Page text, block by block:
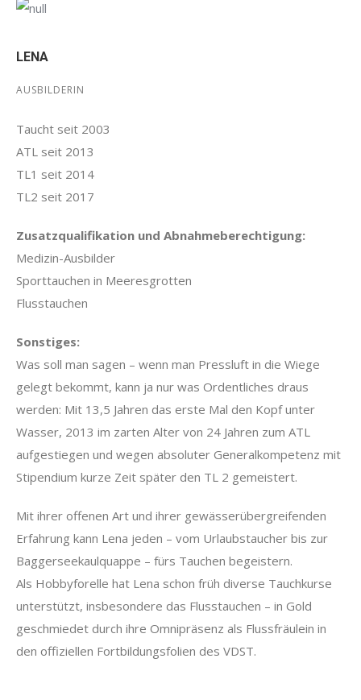
LENA
AUSBILDERIN
Taucht seit 2003
ATL seit 2013
TL1 seit 2014
TL2 seit 2017
Zusatzqualifikation und Abnahmeberechtigung:
Medizin-Ausbilder
Sporttauchen in Meeresgrotten
Flusstauchen
Sonstiges:
Was soll man sagen – wenn man Pressluft in die Wiege
gelegt bekommt, kann ja nur was Ordentliches draus
werden: Mit 13,5 Jahren das erste Mal den Kopf unter
Wasser, 2013 im zarten Alter von 24 Jahren zum ATL
aufgestiegen und wegen absoluter Generalkompetenz mit
Stipendium kurze Zeit später den TL 2 gemeistert.
Mit ihrer offenen Art und ihrer gewässerübergreifenden
Erfahrung kann Lena jeden – vom Urlaubstaucher bis zur
Baggerseekaulquappe – fürs Tauchen begeistern.
Als Hobbyforelle hat Lena schon früh diverse Tauchkurse
unterstützt, insbesondere das Flusstauchen – in Gold
geschmiedet durch ihre Omnipräsenz als Flussfräulein in
den offiziellen Fortbildungsfolien des VDST.